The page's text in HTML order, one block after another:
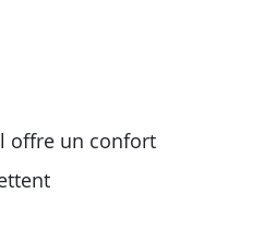
offre un confort